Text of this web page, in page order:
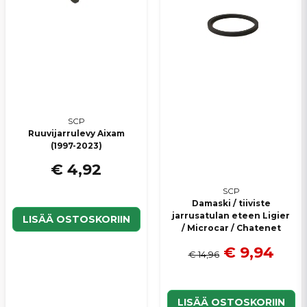
SCP
Ruuvijarrulevy Aixam
(1997-2023)
€ 4,92
LISÄÄ OSTOSKORIIN
SCP
Damaski / tiiviste
jarrusatulan eteen Ligier
/ Microcar / Chatenet
€ 14,96 € 9,94
LISÄÄ OSTOSKORIIN